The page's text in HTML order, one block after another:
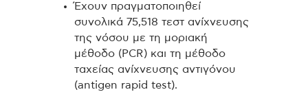
Έχουν πραγματοποιηθεί
συνολικά 75,518 τεστ ανίχνευσης
της νόσου με τη μοριακή
μέθοδο (PCR) και τη μέθοδο
ταχείας ανίχνευσης αντιγόνου
(antigen rapid test).